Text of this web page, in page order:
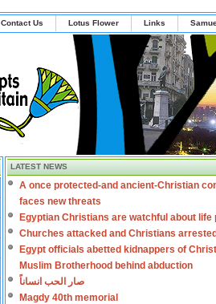
Contact Us Lotus Flower Links
LATEST NEWS
A once protected-and ancient-Christian
faces new threats
Egyptian Christians are watchful about life
Churches attacked and Christians
Egypt officials abetted kidnappers of
Muslim Brotherhood behind abduction
صار الحب انساناً
Magdy 40th memorial